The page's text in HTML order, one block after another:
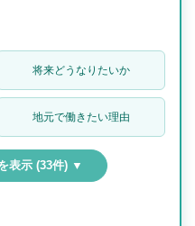
将来どうなりたいか
地元で働きたい理由
表示 (33件) ▼